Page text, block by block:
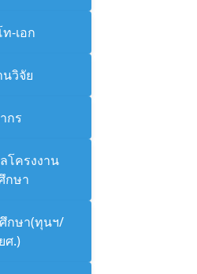
-เอก
วิจัย
กร
โครงงาน
กษา
กษา(ทุนฯ/
ศ.)